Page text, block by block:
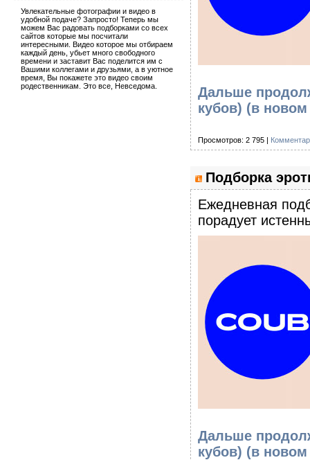
Увлекательные фотографии и видео в
удобной подаче? Запросто! Теперь мы
можем Вас радовать подборками со всех
сайтов которые мы посчитали
интересными. Видео которое мы отбираем
каждый день, убьет много свободного
времени и заставит Вас поделится им с
Вашими коллегами и друзьями, а в уютное
время, Вы покажете это видео своим
родественникам. Это все, Невседома.
Дальше
кубов) (в новом
Просмотров: 2 795 |
Подборка
Eжедневная
порадует
Дальше
кубов) (в новом